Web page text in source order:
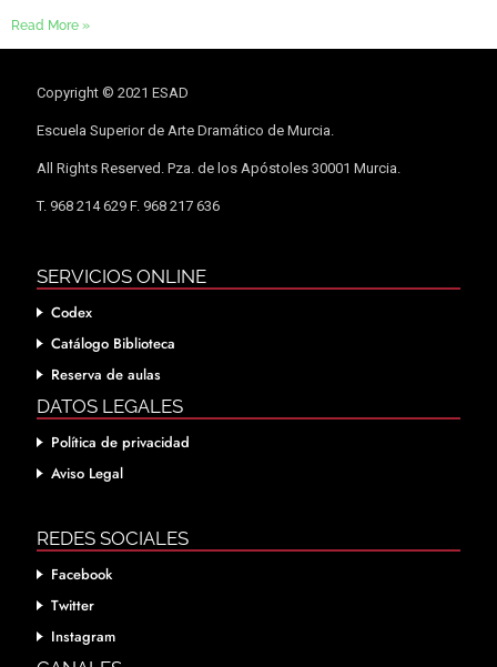
Read More »
Copyright © 2021 ESAD
Escuela Superior de Arte Dramático de Murcia.
All Rights Reserved. Pza. de los Apóstoles 30001 Murcia.
T. 968 214 629 F. 968 217 636
SERVICIOS ONLINE
Codex
Catálogo Biblioteca
Reserva de aulas
DATOS LEGALES
Política de privacidad
Aviso Legal
REDES SOCIALES
Facebook
Twitter
Instagram